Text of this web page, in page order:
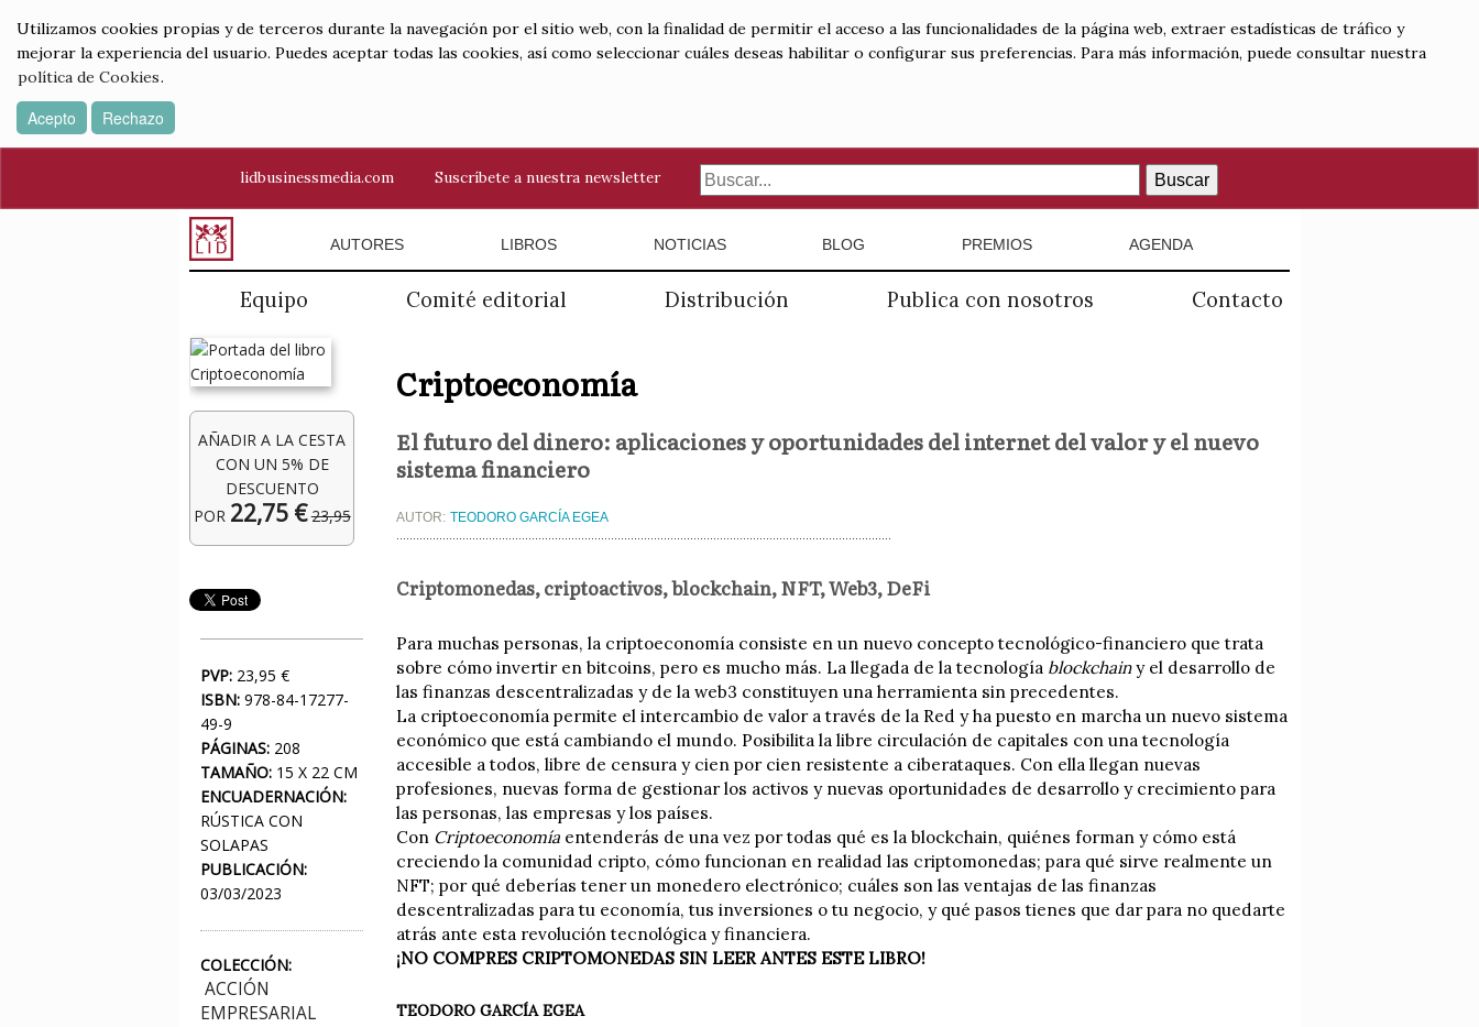
Utilizamos cookies propias y de terceros durante la navegación por el sitio web, con la finalidad de permitir el acceso a las funcionalidades de la página web, extraer estadísticas de tráfico y
mejorar la experiencia del usuario. Puedes aceptar todas las cookies, así como seleccionar cuáles deseas habilitar o configurar sus preferencias. Para más información, puede consultar nuestra
política de Cookies.
Acepto Rechazo
lidbusinessmedia.com Suscríbete a nuestra newsletter Buscar
AUTORES LIBROS NOTICIAS BLOG PREMIOS AGENDA
Equipo Comité editorial Distribución Publica con nosotros Contacto
AÑADIR A LA CESTA
CON UN 5% DE
DESCUENTO
POR 22,75 € 23,95
PVP: 23,95 €
ISBN: 978-84-17277-
49-9
PÁGINAS: 208
TAMAÑO: 15 X 22 CM
ENCUADERNACIÓN:
RÚSTICA CON
SOLAPAS
PUBLICACIÓN:
03/03/2023
COLECCIÓN:
ACCIÓN
EMPRESARIAL
Criptoeconomía
El futuro del dinero: aplicaciones y oportunidades del internet del valor y el nuevo
sistema financiero
AUTOR: TEODORO GARCÍA EGEA
Criptomonedas, criptoactivos, blockchain, NFT, Web3, DeFi
Para muchas personas, la criptoeconomía consiste en un nuevo concepto tecnológico-financiero que trata
sobre cómo invertir en bitcoins, pero es mucho más. La llegada de la tecnología blockchainy el desarrollo de
las finanzas descentralizadas y de la web3 constituyen una herramienta sin precedentes.
La criptoeconomía permite el intercambio de valor a través de la Red y ha puesto en marcha un nuevo sistema
económico que está cambiando el mundo. Posibilita la libre circulación de capitales con una tecnología
accesible a todos, libre de censura y cien por cien resistente a ciberataques. Con ella llegan nuevas
profesiones, nuevas forma de gestionar los activos y nuevas oportunidades de desarrollo y crecimiento para
las personas, las empresas y los países.
Con Criptoeconomía entenderás de una vez por todas qué es la blockchain, quiénes forman y cómo está
creciendo la comunidad cripto, cómo funcionan en realidad las criptomonedas; para qué sirve realmente un
NFT; por qué deberías tener un monedero electrónico; cuáles son las ventajas de las finanzas
descentralizadas para tu economía, tus inversiones o tu negocio, y qué pasos tienes que dar para no quedarte
atrás ante esta revolución tecnológica y financiera.
¡NO COMPRES CRIPTOMONEDAS SIN LEER ANTES ESTE LIBRO!
TEODORO GARCÍA EGEA